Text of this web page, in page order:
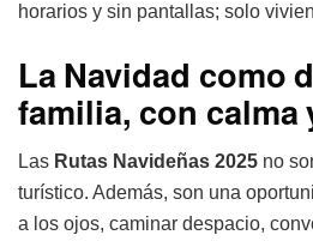
horarios y sin pantallas; solo
La Navidad como
familia, con calma
Las Rutas Navideñas 2025 no
turístico. Además, son una
a los ojos, caminar despacio,